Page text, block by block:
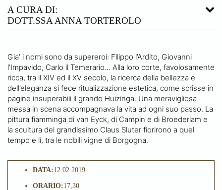
A CURA DI:
DOTT.SSA ANNA TORTEROLO
Gia’ i nomi sono da supereroi: Filippo l’Ardito, Giovanni
l’Impavido, Carlo il Temerario… Alla loro corte, favolosamente
ricca, tra il XIV ed il XV secolo, la ricerca della bellezza e
dell’eleganza si fece ritualizzazione estetica, come scrisse in
pagine insuperabili il grande Huizinga. Una meravigliosa
messa in scena accompagnava la vita ad ogni suo passo. La
pittura fiamminga di van Eyck, di Campin e di Broederlam e
la scultura del grandissimo Claus Sluter fiorirono a quel
tempo e lì, tra le nobili vigne di Borgogna.
DATA:12.02.2019
ORARIO:17,30